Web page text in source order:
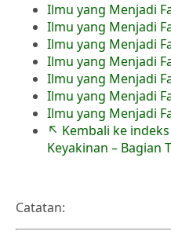
Ilmu yang Menjadi
Ilmu yang Menjadi
Ilmu yang Menjadi
Ilmu yang Menjadi
Ilmu yang Menjadi
Ilmu yang Menjadi
Ilmu yang Menjadi
↖ Kembali ke
Keyakinan – Bagian
Catatan: